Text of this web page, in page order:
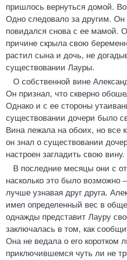
пришлось вернуться домой.
Одно следовало за другим. Он
повидался снова с ее мамой.
причине скрыла свою
растил сына и дочь, не
существовании Лауры.
О собственной вине
Он признал, что скверно
Однако и с ее стороны
существовании дочери было
Вина лежала на обоих, но все
он знал о существовании
настроен загладить свою вину.
В последние месяцы они с
насколько это было возможно
лучше узнавая друг друга.
имел определенный вес в
однажды представит Лауру
заключалась в том, как
Она не ведала о его коротком
приключившемся чуть ли не